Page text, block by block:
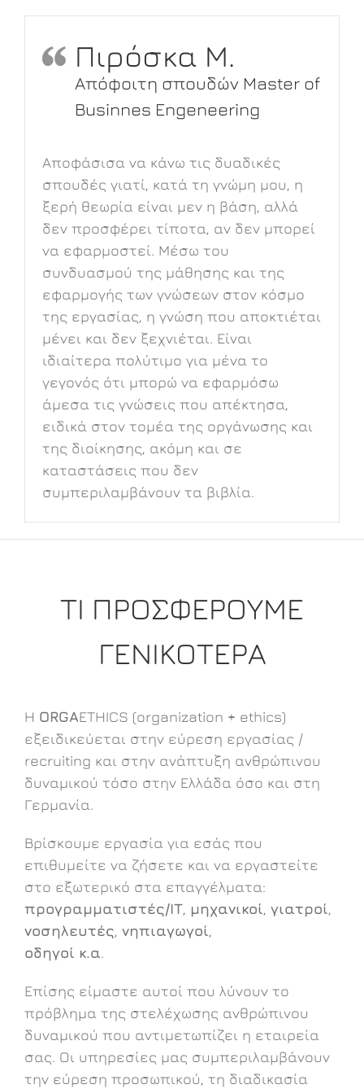
Πιρόσκα Μ.
Απόφοιτη σπουδών Master of
Businnes Engeneering
Αποφάσισα να κάνω τις δυαδικές
σπουδές γιατί, κατά τη γνώμη μου, η
ξερή θεωρία είναι μεν η βάση, αλλά
δεν προσφέρει τίποτα, αν δεν μπορεί
να εφαρμοστεί. Μέσω του
συνδυασμού της μάθησης και της
εφαρμογής των γνώσεων στον κόσμο
της εργασίας, η γνώση που αποκτιέται
μένει και δεν ξεχνιέται. Είναι
ιδιαίτερα πολύτιμο για μένα το
γεγονός ότι μπορώ να εφαρμόσω
άμεσα τις γνώσεις που απέκτησα,
ειδικά στον τομέα της οργάνωσης και
της διοίκησης, ακόμη και σε
καταστάσεις που δεν
συμπεριλαμβάνουν τα βιβλία.
ΤΙ ΠΡΟΣΦΕΡΟΥΜΕ
ΓΕΝΙΚΟΤΕΡΑ
Η ORGAETHICS (organization + ethics)
εξειδικεύεται στην εύρεση εργασίας /
recruiting και στην ανάπτυξη ανθρώπινου
δυναμικού τόσο στην Ελλάδα όσο και στη
Γερμανία.
Βρίσκουμε εργασία για εσάς που
επιθυμείτε να ζήσετε και να εργαστείτε
στο εξωτερικό στα επαγγέλματα:
προγραμματιστές/ΙΤ, μηχανικοί, γιατροί,
νοσηλευτές, νηπιαγωγοί,
οδηγοί κ.α.
Επίσης είμαστε αυτοί που λύνουν το
πρόβλημα της στελέχωσης ανθρώπινου
δυναμικού που αντιμετωπίζει η εταιρεία
σας. Οι υπηρεσίες μας συμπεριλαμβάνουν
την εύρεση προσωπικού, τη διαδικασία